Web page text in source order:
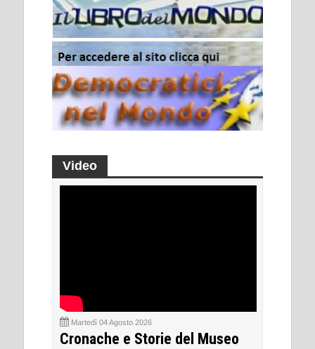
Video
Martedì 04 Agosto 2026
Cronache e Storie del Museo